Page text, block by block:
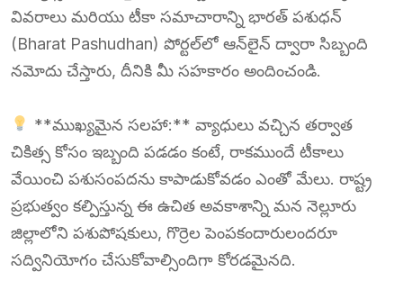
వివరాలు మరియు టీకా సమాచారాన్ని భారత్ పశుధన్
(Bharat Pashudhan) పోర్టల్‌లో ఆన్‌లైన్ ద్వారా సిబ్బంది
నమోదు చేస్తారు, దీనికి మీ సహకారం అందించండి.
**ముఖ్యమైన సలహా:** వ్యాధులు వచ్చిన తర్వాత
చికిత్స కోసం ఇబ్బంది పడడం కంటే, రాకముందే టీకాలు
వేయించి పశుసంపదను కాపాడుకోవడం ఎంతో మేలు. రాష్ట్ర
ప్రభుత్వం కల్పిస్తున్న ఈ ఉచిత అవకాశాన్ని మన నెల్లూరు
జిల్లాలోని పశుపోషకులు, గొర్రెల పెంపకందారులందరూ
సద్వినియోగం చేసుకోవాల్సిందిగా కోరడమైనది.